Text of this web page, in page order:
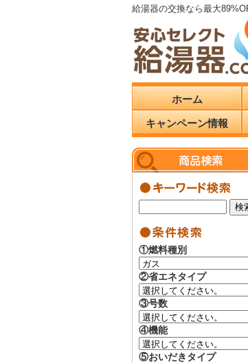
給湯器の交換なら最大
ホーム
キャンペーン情報
①燃料種別
②省エネタイプ
③号数
④機能
⑤おいだきタイプ